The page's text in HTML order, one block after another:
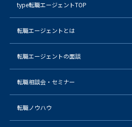
type転職エージェントTOP
転職エージェントとは
転職エージェントの面談
転職相談会・セミナー
転職ノウハウ